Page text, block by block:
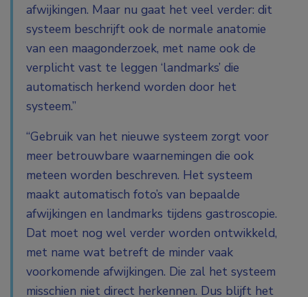
afwijkingen. Maar nu gaat het veel verder: dit
systeem beschrijft ook de normale anatomie
van een maagonderzoek, met name ook de
verplicht vast te leggen ‘landmarks’ die
automatisch herkend worden door het
systeem.”
“Gebruik van het nieuwe systeem zorgt voor
meer betrouwbare waarnemingen die ook
meteen worden beschreven. Het systeem
maakt automatisch foto’s van bepaalde
afwijkingen en landmarks tijdens gastroscopie.
Dat moet nog wel verder worden ontwikkeld,
met name wat betreft de minder vaak
voorkomende afwijkingen. Die zal het systeem
misschien niet direct herkennen. Dus blijft het